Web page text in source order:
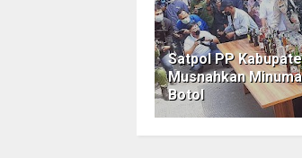
Satpol PP
Musnahkan
Botol